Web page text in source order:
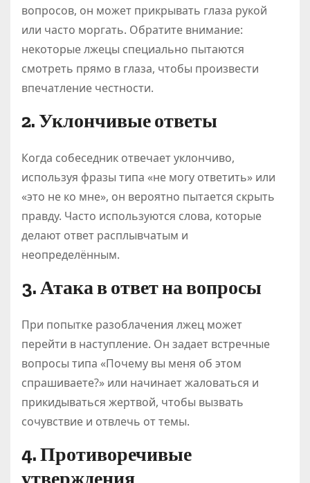
вопросов, он может прикрывать глаза рукой
или часто моргать. Обратите внимание:
некоторые лжецы специально пытаются
смотреть прямо в глаза, чтобы произвести
впечатление честности.
2. Уклончивые ответы
Когда собеседник отвечает уклончиво,
используя фразы типа «не могу ответить» или
«это не ко мне», он вероятно пытается скрыть
правду. Часто используются слова, которые
делают ответ расплывчатым и
неопределённым.
3. Атака в ответ на вопросы
При попытке разоблачения лжец может
перейти в наступление. Он задает встречные
вопросы типа «Почему вы меня об этом
спрашиваете?» или начинает жаловаться и
прикидываться жертвой, чтобы вызвать
сочувствие и отвлечь от темы.
4. Противоречивые